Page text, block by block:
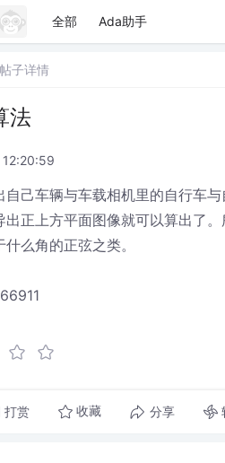
全部 Ada助手
帖子详情
法
己车辆与车载相机里的自行车
正上方平面图像就可以算出了
么角的正弦之类。
打赏 收藏 分享